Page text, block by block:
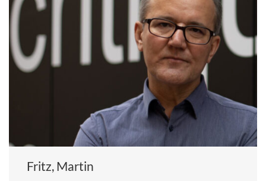
Fritz, Martin